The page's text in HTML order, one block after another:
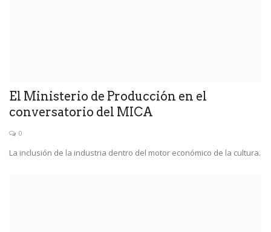
El Ministerio de Producción en el
conversatorio del MICA
0
La inclusión de la industria dentro del motor económico de la cultura.